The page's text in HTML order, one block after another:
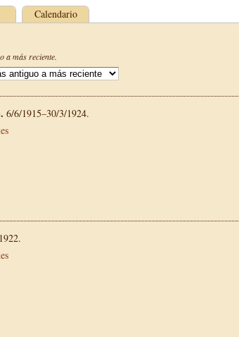
Calendario
a más reciente.
6/6/1915–30/3/1924.
1922.